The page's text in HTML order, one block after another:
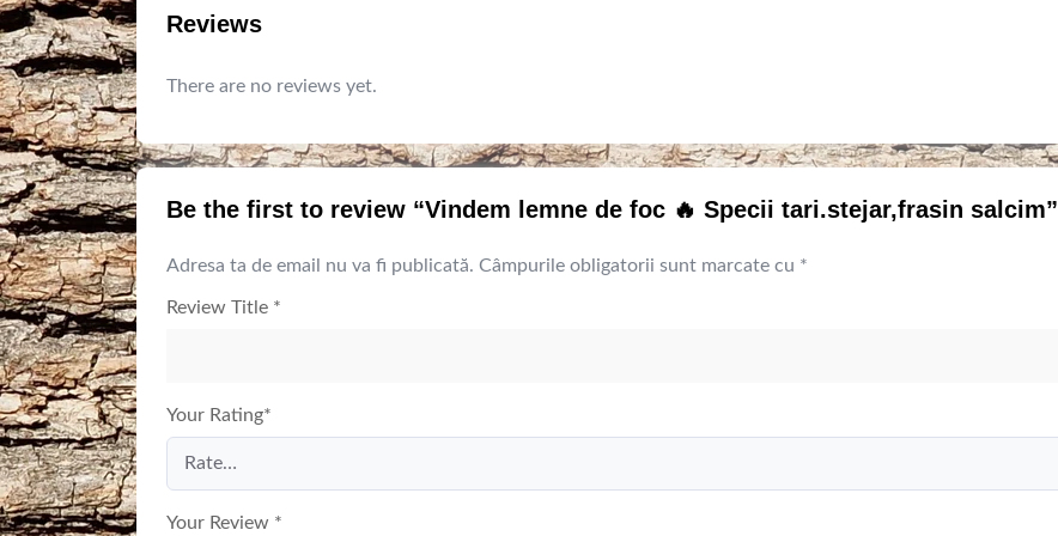
Reviews
There are no reviews yet.
Be the first to review “Vindem lemne de foc 🔥 Specii tari.stejar,frasin salcim”
Adresa ta de email nu va fi publicată. Câmpurile obligatorii sunt marcate cu *
Review Title *
Your Rating*
Your Review *